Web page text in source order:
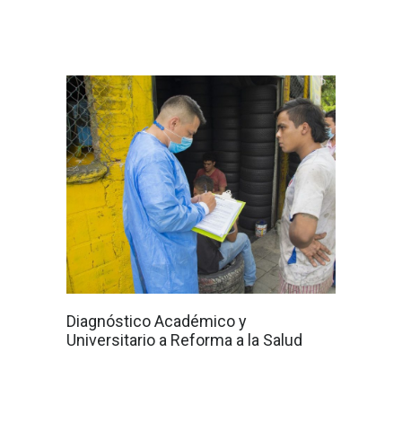
Diagnóstico Académico y
Universitario a Reforma a la Salud